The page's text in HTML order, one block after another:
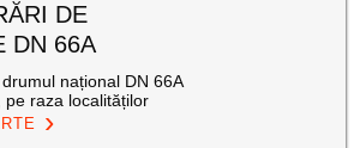
DE
DN 66A
național DN 66A
raza localităților